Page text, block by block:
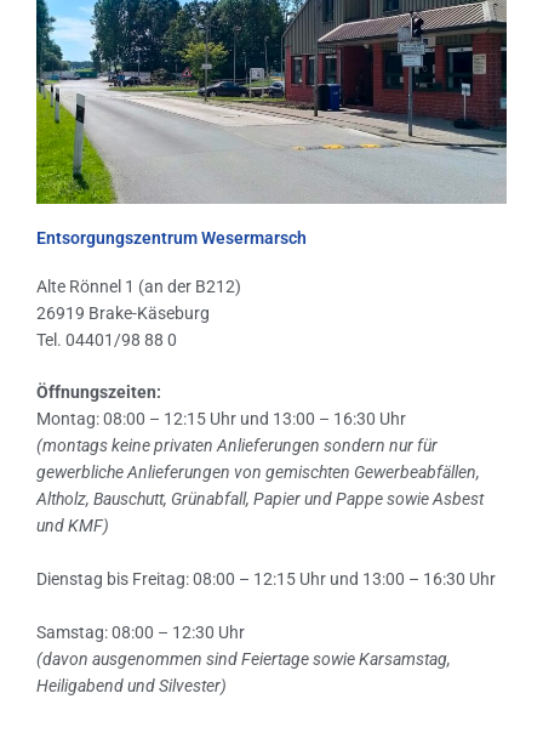
Entsorgungszentrum Wesermarsch
Alte Rönnel 1 (an der B212)
26919 Brake-Käseburg
Tel. 04401/98 88 0
Öffnungszeiten:
Montag: 08:00 – 12:15 Uhr und 13:00 – 16:30 Uhr
(montags keine privaten Anlieferungen sondern nur für
gewerbliche Anlieferungen von gemischten Gewerbeabfällen,
Altholz, Bauschutt, Grünabfall, Papier und Pappe sowie Asbest
und KMF)
Dienstag bis Freitag: 08:00 – 12:15 Uhr und 13:00 – 16:30 Uhr
Samstag: 08:00 – 12:30 Uhr
(davon ausgenommen sind Feiertage sowie Karsamstag,
Heiligabend und Silvester)